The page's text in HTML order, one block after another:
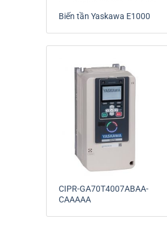
Biến tần Yaskawa E1000
CIPR-GA70T4007ABAA-
CAAAAA